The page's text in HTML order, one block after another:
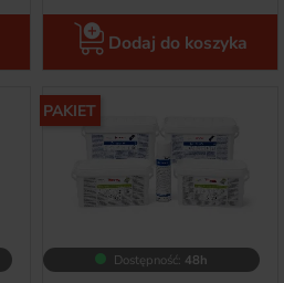
Dodaj do koszyka
Dostępność: 48h
PAKIET